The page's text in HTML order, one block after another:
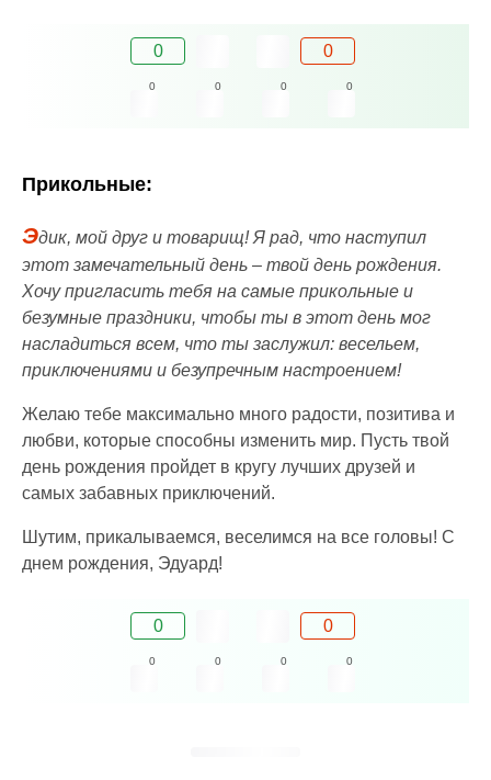
0 0
0 0 0 0
Прикольные:
Эдик, мой друг и товарищ! Я рад, что наступил
этот замечательный день – твой день рождения.
Хочу пригласить тебя на самые прикольные и
безумные праздники, чтобы ты в этот день мог
насладиться всем, что ты заслужил: весельем,
приключениями и безупречным настроением!
Желаю тебе максимально много радости, позитива и
любви, которые способны изменить мир. Пусть твой
день рождения пройдет в кругу лучших друзей и
самых забавных приключений.
Шутим, прикалываемся, веселимся на все головы! С
днем рождения, Эдуард!
0 0
0 0 0 0